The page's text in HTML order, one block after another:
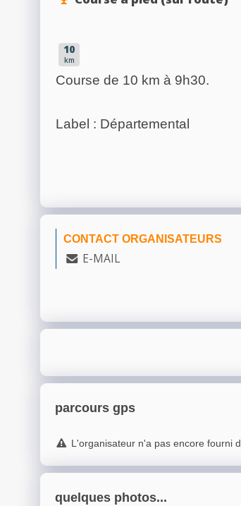
10
km
Course de 10 km à 9h30.
Label : Départemental
CONTACT ORGANISATEURS
E-MAIL
parcours gps
L'organisateur n'a pas encore fourni
quelques photos...